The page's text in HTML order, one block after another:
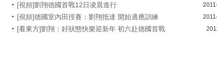
[視頻]劉翔德國首戰12日凌晨進行
[視頻]德國室內田徑賽：劉翔抵達 開始適應訓練
[看東方]劉翔：好狀態快樂迎新年 初六赴德國首戰